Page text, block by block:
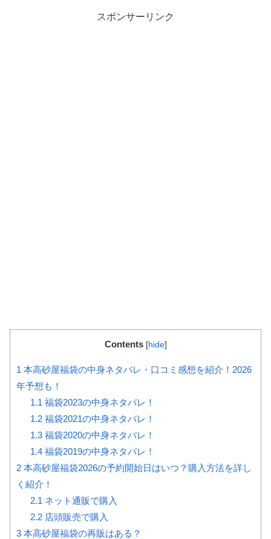
スポンサーリンク
Contents [hide]
1 本高砂屋福袋の中身ネタバレ・口コミ感想を紹介！2026
年予想も！
1.1 福袋2023の中身ネタバレ！
1.2福袋2021の中身ネタバレ！
1.3福袋2020の中身ネタバレ！
1.4福袋2019の中身ネタバレ！
2 本高砂屋福袋2026の予約開始日はいつ？購入方法を詳し
く紹介！
2.1 ネット通販で購入
2.2店頭販売で購入
3 本高砂屋福袋の再販はある？